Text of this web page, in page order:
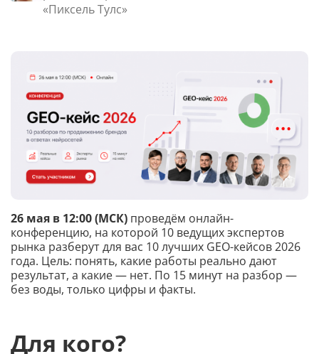
«Пиксель Тулс»
26 мая в 12:00 (МСК) проведём онлайн-
конференцию, на которой 10 ведущих экспертов
рынка разберут для вас 10 лучших GEO-кейсов 2026
года. Цель: понять, какие работы реально дают
результат, а какие — нет. По 15 минут на разбор —
без воды, только цифры и факты.
Для кого?